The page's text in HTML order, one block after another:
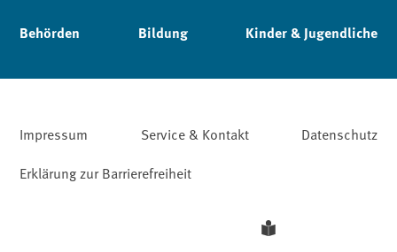
Behörden Bildung Kinder & Jugendliche
Impressum Service & Kontakt
Datenschutz
Erklärung zur Barrierefreiheit